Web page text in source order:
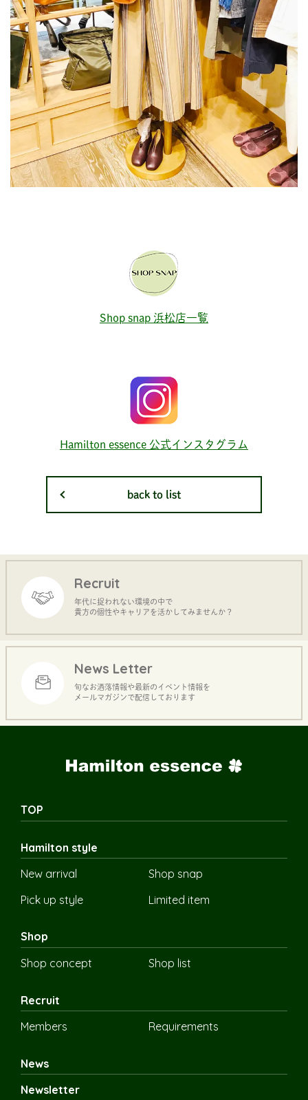
Shop snap 浜松店一覧
Hamilton essence 公式インスタグラム
back to list
Recruit
年代に捉われない環境の中で
貴方の個性やキャリアを活かしてみませんか？
News Letter
旬なお洒落情報や最新のイベント情報を
メールマガジンで配信しております
TOP
Hamilton style
New arrival
Shop snap
Pick up style
Limited item
Shop
Shop concept
Shop list
Recruit
Members
Requirements
News
Newsletter